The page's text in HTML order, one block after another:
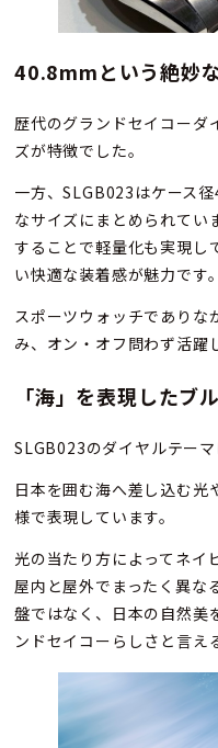
40.8mmという絶妙
歴代のグランドセイコーダ
ズが特徴でした。
一方、SLGB023はケース
なサイズにまとめられてい
することで軽量化も実現し
い快適な装着感が魅力です。
スポーツウォッチでありな
み、オン・オフ問わず活躍
「海」を表現したブ
SLGB023のダイヤルテー
日本を囲む海へ差し込む光
様で表現しています。
光の当たり方によってネイ
屋内と屋外でまったく異な
盤ではなく、日本の自然美
ンドセイコーらしさと言え